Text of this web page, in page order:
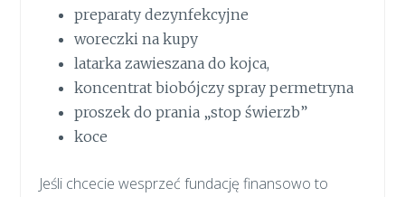
preparaty dezynfekcyjne
woreczki na kupy
latarka zawieszana do kojca,
koncentrat biobójczy spray permetryna
proszek do prania „stop świerzb”
koce
Jeśli chcecie wesprzeć fundację finansowo to